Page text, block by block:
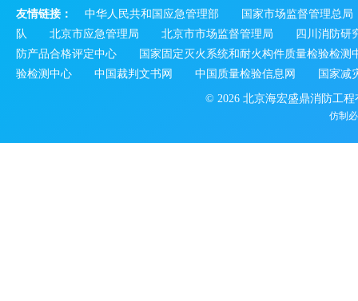
友情链接： 中华人民共和国应急管理部
国家市场监督管理总局
队
北京市应急管理局 北京市市场监督管理局
四川消防研
防产品合格评定中心
国家固定灭火系统和耐火构件质量检验检测
验检测中心
中国裁判文书网 中国质量检验信息网 国家减
© 2026 北京海宏盛鼎消防工
仿制